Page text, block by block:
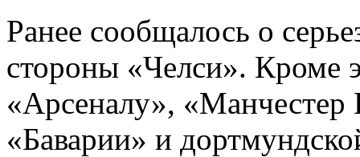
Ранее сообщалось о
стороны «Челси». Кроме
«Арсеналу»,
«Баварии» и